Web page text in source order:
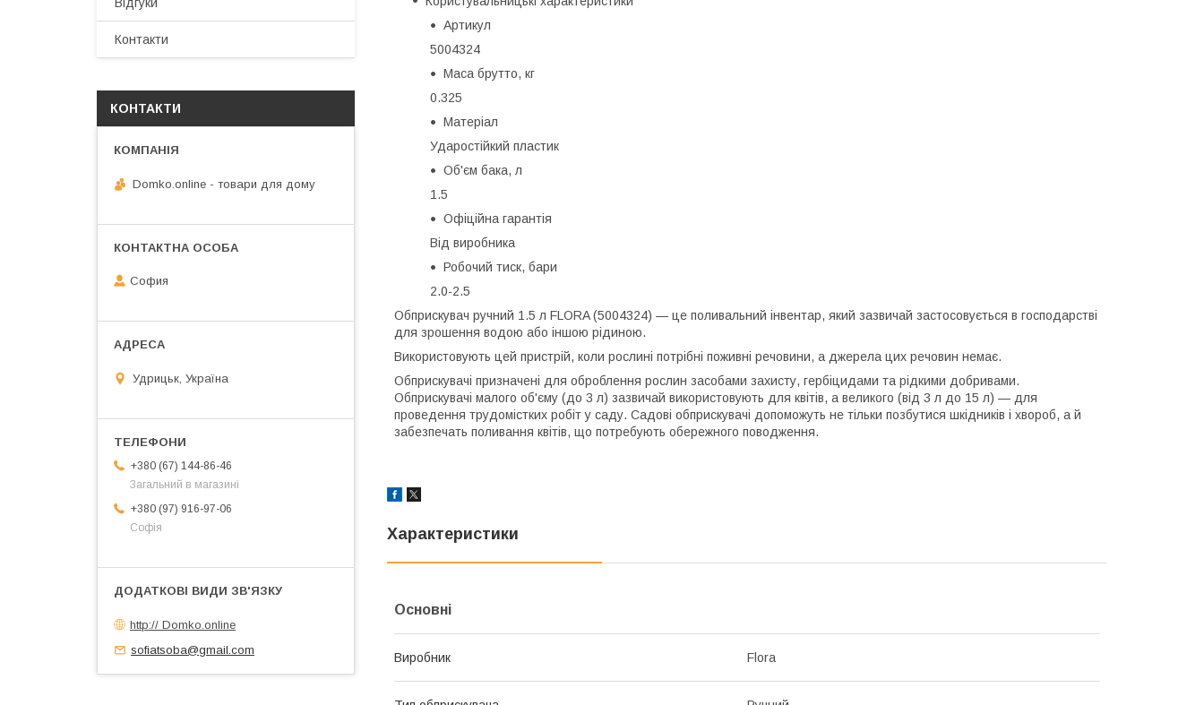
Артикул
5004324
Маса брутто, кг
0.325
Матеріал
Ударостійкий пластик
Об'єм бака, л
1.5
Офіційна гарантія
Від виробника
Робочий тиск, бари
2.0-2.5
Обприскувач ручний 1.5 л FLORA (5004324) — це поливальний інвентар, який зазвичай застосовується в господарстві
для зрошення водою або іншою рідиною.
Використовують цей пристрій, коли рослині потрібні поживні речовини, а джерела цих речовин немає.
Обприскувачі призначені для оброблення рослин засобами захисту, гербіцидами та рідкими добривами.
Обприскувачі малого об'єму (до 3 л) зазвичай використовують для квітів, а великого (від 3 л до 15 л) — для
проведення трудомістких робіт у саду. Садові обприскувачі допоможуть не тільки позбутися шкідників і хвороб, а й
забезпечать поливання квітів, що потребують обережного поводження.
Характеристики
Основні
Виробник Flora
Контакти
КОНТАКТИ
Domko.online - товари для дому
София
Удрицьк, Україна
+380 (67) 144-86-46
Загальний в магазині
+380 (97) 916-97-06
Софія
http:// Domko.online
sofiatsoba@gmail.com